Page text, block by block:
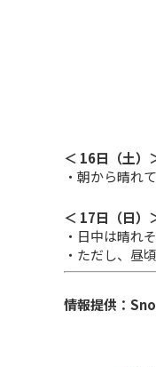
＜ 16日（土）
・朝から晴れ
＜ 17日（日）
・日中は晴れ
・ただし、昼
情報提供：